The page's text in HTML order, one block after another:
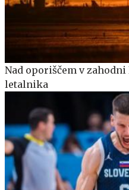
Nad oporiščem v
letalnika